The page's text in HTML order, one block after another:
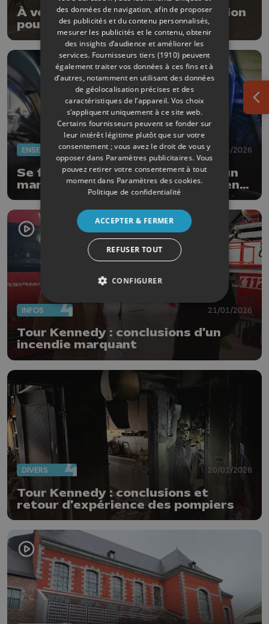
À vélo dans le trafic : une formation
pour gagner en confiance
ENSEIGNEMENT 09/04/2026
Se former comme mécanicien d’un
marque automobile allemande bien
connue
INFOS 21/01/2026
Tour Kennedy : conclusions d'un
incendie marquant
DIVERS 20/01/2026
Tour Kennedy : conclusions et
retour d'expérience des pompiers
des données de navigation, afin de proposer
des publicités et du contenu personnalisés,
mesurer les publicités et le contenu, obtenir
des insights d’audience et améliorer les
services. Fournisseurs tiers (1910) peuvent
également traiter vos données à ces fins et à
d’autres, notamment en utilisant des données
de géolocalisation précises et des
caractéristiques de l’appareil. Vos choix
s’appliquent uniquement à ce site web.
Certains fournisseurs peuvent se fonder sur
leur intérêt légitime plutôt que sur votre
consentement ; vous avez le droit de vous y
opposer dans Paramètres publicitaires. Vous
pouvez retirer votre consentement à tout
moment dans Paramètres des cookies.
Politique de confidentialité
ACCEPTER & FERMER
REFUSER TOUT
CONFIGURER